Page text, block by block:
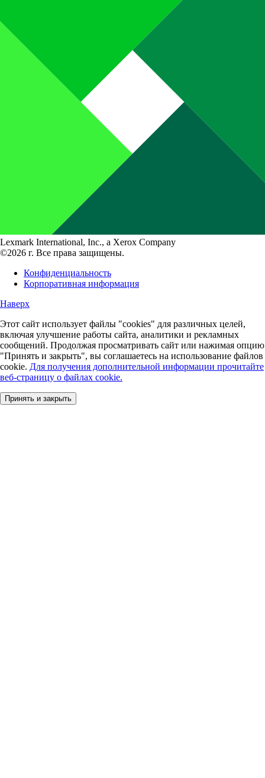
Lexmark International, Inc., a Xerox Company
©2026 г. Все права защищены.
Конфиденциальность
Корпоративная информация
Наверх
Этот сайт использует файлы "cookies" для различных целей,
включая улучшение работы сайта, аналитики и рекламных
сообщений. Продолжая просматривать сайт или нажимая опцию
"Принять и закрыть", вы соглашаетесь на использование файлов
cookie. Для получения дополнительной информации прочитайте
веб-страницу о файлах cookie.
Принять и закрыть